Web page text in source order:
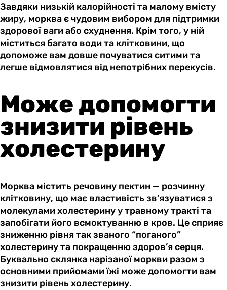
Завдяки низькій калорійності та малому вмісту
жиру, морква є чудовим вибором для підтримки
здорової ваги або схуднення. Крім того, у ній
міститься багато води та клітковини, що
допоможе вам довше почуватися ситими та
легше відмовлятися від непотрібних перекусів.
Може допомогти
знизити рівень
холестерину
Морква містить речовину пектин — розчинну
клітковину, що має властивість зв’язуватися з
молекулами холестерину у травному тракті та
запобігати його всмоктуванню в кров. Це сприяє
зниженню рівня так званого “поганого”
холестерину та покращенню здоров’я серця.
Буквально склянка нарізаної моркви разом з
основними прийомами їжі може допомогти вам
знизити рівень холестерину.